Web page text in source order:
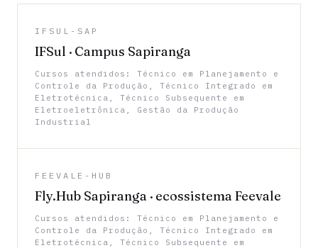
IFSUL-SAP
IFSul · Campus Sapiranga
Cursos atendidos: Técnico em Planejamento e
Controle da Produção, Técnico Integrado em
Eletrotécnica, Técnico Subsequente em
Eletroeletrônica, Gestão da Produção
Industrial
FEEVALE-HUB
Fly.Hub Sapiranga · ecossistema Feevale
Cursos atendidos: Técnico em Planejamento e
Controle da Produção, Técnico Integrado em
Eletrotécnica, Técnico Subsequente em